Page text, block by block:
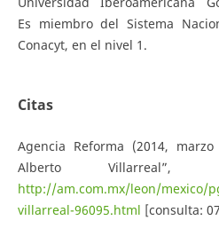
Es miembro del Sistema
Conacyt, en el nivel 1.
Citas
Agencia Reforma (2014,
Alberto
http://am.com.mx/leon/mexico/
villarreal-96095.html [consulta: